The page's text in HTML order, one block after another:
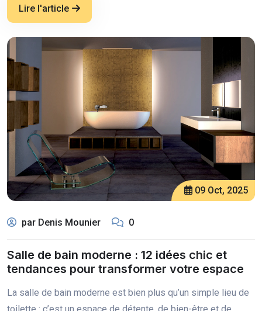
Lire l'article
09 Oct, 2025
par Denis Mounier 0
Salle de bain moderne : 12 idées chic et
tendances pour transformer votre espace
La salle de bain moderne est bien plus qu’un simple lieu de